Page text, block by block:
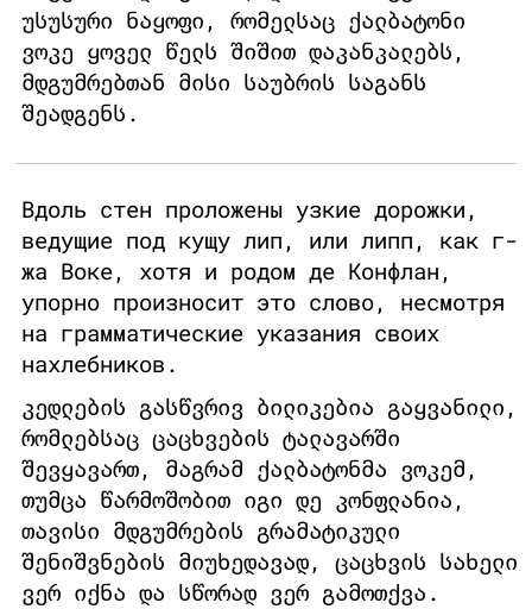
უსუსური ნაყოფი, რომელსაც ქალბატონი
ვოკე ყოველ წელს შიშით დაკანკალებს,
მდგუმრებთან მისი საუბრის საგანს
შეადგენს.
Вдоль стен проложены узкие дорожки,
ведущие под кущу лип, или липп, как г-
жа Воке, хотя и родом де Конфлан,
упорно произносит это слово, несмотря
на грамматические указания своих
нахлебников.
კედლების გასწვრივ ბილიკებია გაყვანილი,
რომლებსაც ცაცხვების ტალავარში
შევყავართ, მაგრამ ქალბატონმა ვოკემ,
თუმცა წარმოშობით იგი დე კონფლანია,
თავისი მდგუმრების გრამატიკული
შენიშვნების მიუხედავად, ცაცხვის სახელი
ვერ იქნა და სწორად ვერ გამოთქვა.